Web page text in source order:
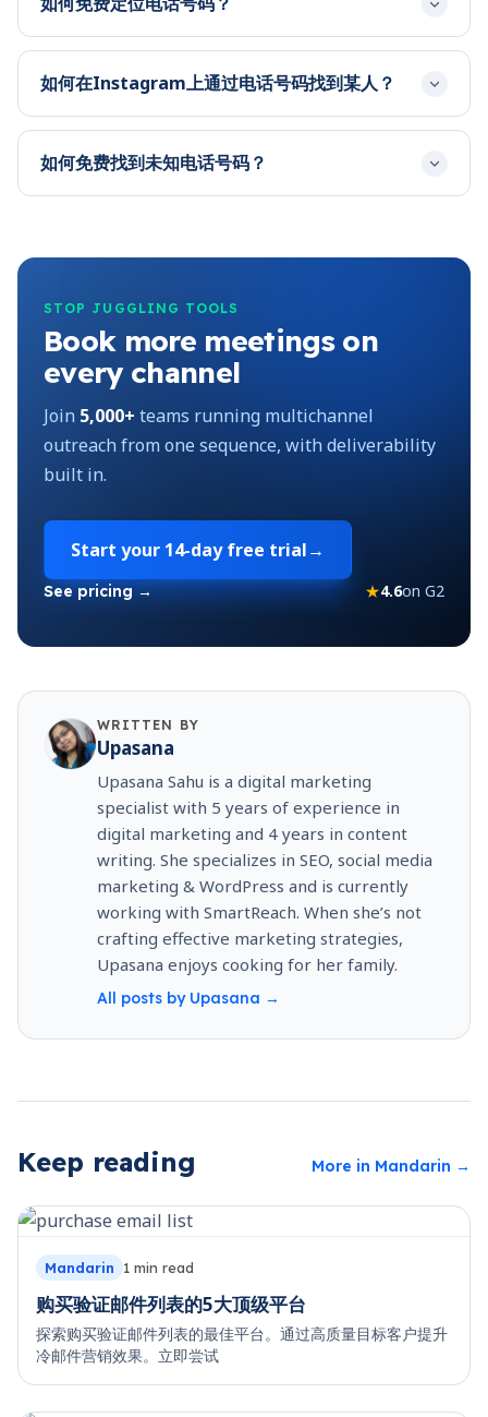
如何在Instagram上通过电话号码找到某人？
如何免费找到未知电话号码？
STOP JUGGLING TOOLS
Book more meetings on
every channel
Join 5,000+ teams running multichannel
outreach from one sequence, with deliverability
built in.
Start your 14-day free trial→
See pricing → ★4.6on G2
WRITTEN BY
Upasana
Upasana Sahu is a digital marketing
specialist with 5 years of experience in
digital marketing and 4 years in content
writing. She specializes in SEO, social media
marketing & WordPress and is currently
working with SmartReach. When she’s not
crafting effective marketing strategies,
Upasana enjoys cooking for her family.
All posts by Upasana →
Keep reading More in Mandarin →
Mandarin 1 min read
购买验证邮件列表的5大顶级平台
探索购买验证邮件列表的最佳平台。通过高质量目标客户提升
冷邮件营销效果。立即尝试